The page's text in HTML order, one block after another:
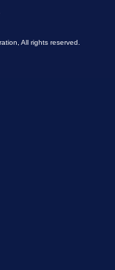
All rights reserved.